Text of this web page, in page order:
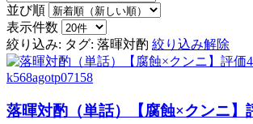
並び順
表示件数
絞り込み: タグ: 落暉対酌 絞り込み解除
k568agotp07158
落暉対酌（単話）【腐蝕×クンニ】